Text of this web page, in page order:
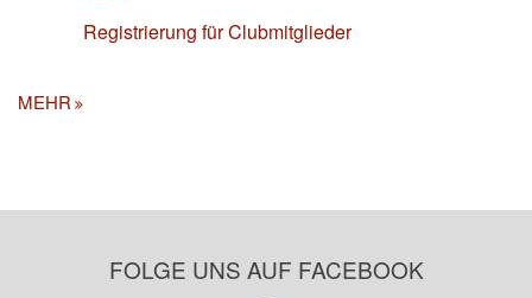
Registrierung für Clubmitglieder
MEHR
FOLGE UNS AUF FACEBOOK